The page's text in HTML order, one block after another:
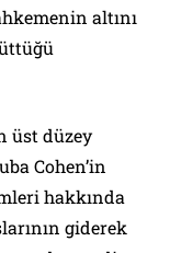
altını
üst düzey
Cohen’in
hakkında
giderek